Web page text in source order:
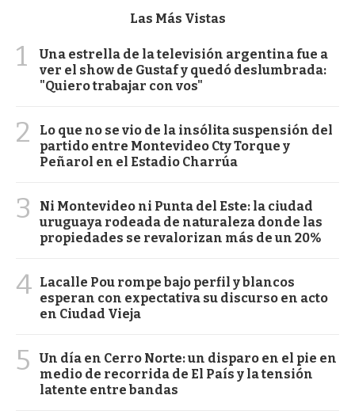
Las Más Vistas
1
Una estrella de la televisión argentina fue a
ver el show de Gustaf y quedó deslumbrada:
"Quiero trabajar con vos"
2
Lo que no se vio de la insólita suspensión del
partido entre Montevideo Cty Torque y
Peñarol en el Estadio Charrúa
3
Ni Montevideo ni Punta del Este: la ciudad
uruguaya rodeada de naturaleza donde las
propiedades se revalorizan más de un 20%
4 Lacalle Pou rompe bajo perfil y blancos
esperan con expectativa su discurso en acto
en Ciudad Vieja
5
Un día en Cerro Norte: un disparo en el pie en
medio de recorrida de El País y la tensión
latente entre bandas